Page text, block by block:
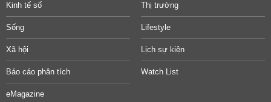
Kinh tế số Thị trường
Sống Lifestyle
Xã hội Lịch sự kiện
Báo cáo phân tích Watch List
eMagazine